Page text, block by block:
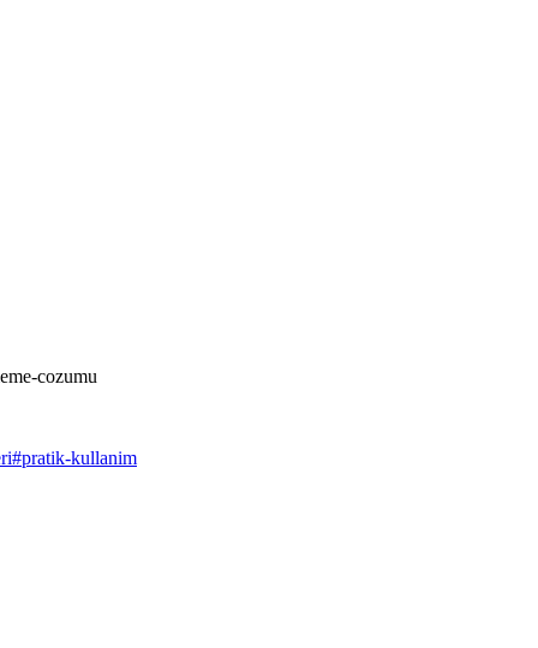
cozumu
#pratik-kullanim